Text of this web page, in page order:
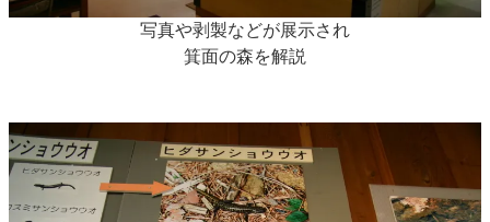
写真や剥製などが展示され
箕面の森を解説